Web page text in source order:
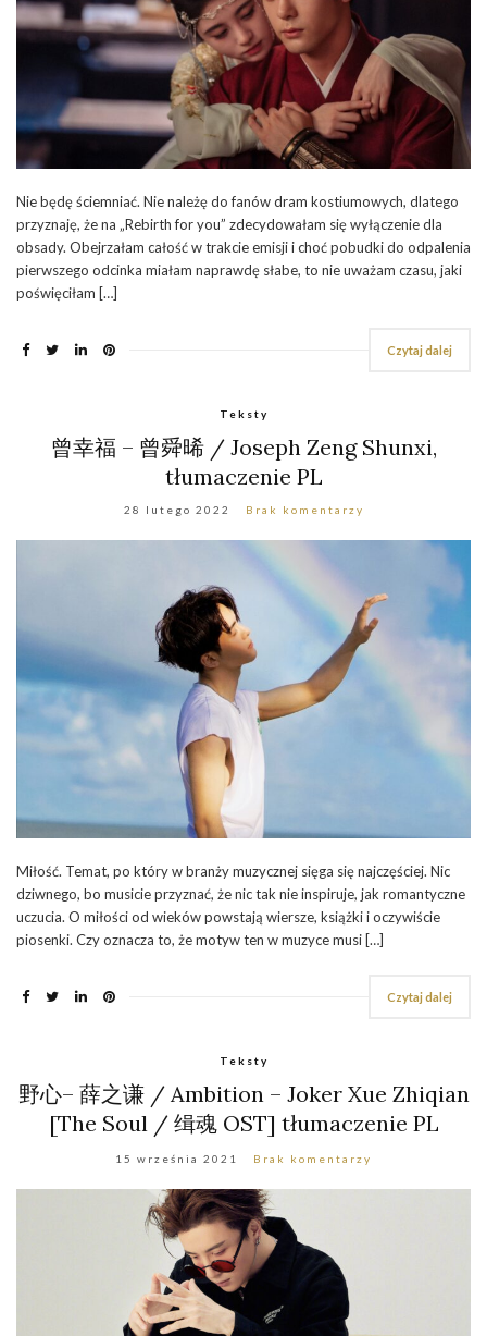
Nie będę ściemniać. Nie należę do fanów dram kostiumowych, dlatego
przyznaję, że na „Rebirth for you” zdecydowałam się wyłączenie dla
obsady. Obejrzałam całość w trakcie emisji i choć pobudki do odpalenia
pierwszego odcinka miałam naprawdę słabe, to nie uważam czasu, jaki
poświęciłam […]
Czytaj dalej
Teksty
曾幸福 – 曾舜晞 / Joseph Zeng Shunxi,
tłumaczenie PL
28 lutego 2022 Brak komentarzy
Miłość. Temat, po który w branży muzycznej sięga się najczęściej. Nic
dziwnego, bo musicie przyznać, że nic tak nie inspiruje, jak romantyczne
uczucia. O miłości od wieków powstają wiersze, książki i oczywiście
piosenki. Czy oznacza to, że motyw ten w muzyce musi […]
Czytaj dalej
Teksty
野心– 薛之谦 / Ambition – Joker Xue Zhiqian
[The Soul / 缉魂 OST] tłumaczenie PL
15 września 2021 Brak komentarzy